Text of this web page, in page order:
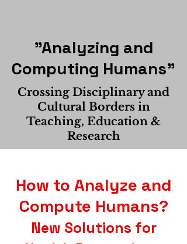
"Analyzing and
Computing Humans"
Crossing Disciplinary and
Cultural Borders in
Teaching, Education &
Research
How to Analyze and
Compute Humans?
New Solutions for